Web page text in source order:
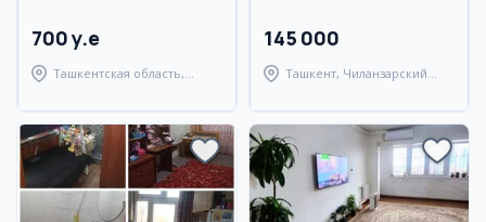
700 y.e
Ташкентская область,
145 000
Ташкент, Чиланзарский